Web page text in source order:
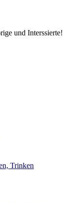
und Interssierte!
Trinken